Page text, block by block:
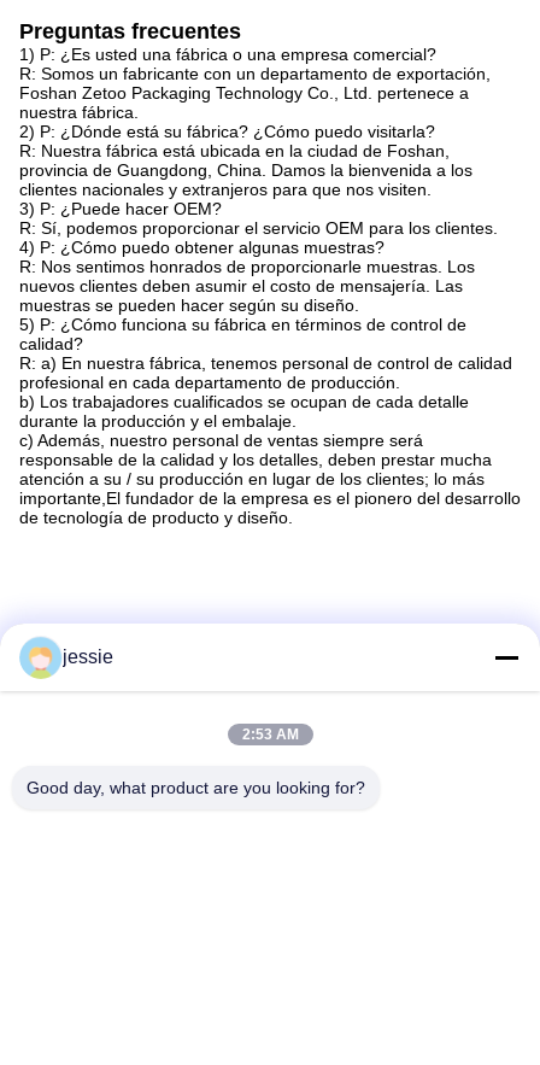
Preguntas frecuentes
1) P: ¿Es usted una fábrica o una empresa comercial?
R: Somos un fabricante con un departamento de exportación,
Foshan Zetoo Packaging Technology Co., Ltd. pertenece a
nuestra fábrica.
2) P: ¿Dónde está su fábrica? ¿Cómo puedo visitarla?
R: Nuestra fábrica está ubicada en la ciudad de Foshan,
provincia de Guangdong, China. Damos la bienvenida a los
clientes nacionales y extranjeros para que nos visiten.
3) P: ¿Puede hacer OEM?
R: Sí, podemos proporcionar el servicio OEM para los clientes.
4) P: ¿Cómo puedo obtener algunas muestras?
R: Nos sentimos honrados de proporcionarle muestras. Los
nuevos clientes deben asumir el costo de mensajería. Las
muestras se pueden hacer según su diseño.
5) P: ¿Cómo funciona su fábrica en términos de control de
calidad?
R: a) En nuestra fábrica, tenemos personal de control de calidad
profesional en cada departamento de producción.
b) Los trabajadores cualificados se ocupan de cada detalle
durante la producción y el embalaje.
c) Además, nuestro personal de ventas siempre será
responsable de la calidad y los detalles, deben prestar mucha
atención a su / su producción en lugar de los clientes; lo más
importante,El fundador de la empresa es el pionero del desarrollo
de tecnología de producto y diseño.
Etiquetas: Botellas Cosméticas A Medida
jessie
2:53 AM
Good day, what product are you looking for?